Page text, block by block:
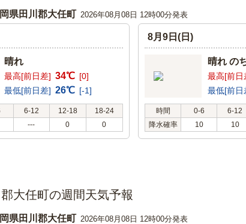
県田川郡大任町 2026年08月08日 12時00分発表
晴れ
最高[前日差] 34℃ [0]
最低[前日差] 26℃ [-1]
6-12 12-18
18-24
--- 0 0
8月9日(日)
晴れ の
最高[前日
最低[前日
時間 0-6 6-12
降水確率
10 10
大任町の週間天気予報
県田川郡大任町 2026年08月08日 12時00分発表